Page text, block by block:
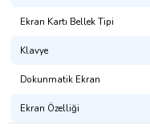
Ekran Kartı Bellek Tipi
Klavye
Dokunmatik Ekran
Ekran Özelliği